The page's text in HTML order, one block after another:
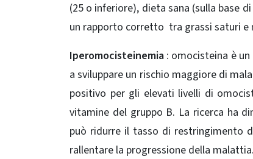
(25 o inferiore), dieta sana (sulla base
un rapporto corretto tra grassi saturi e
Iperomocisteinemia : omocisteina è
a sviluppare un rischio maggiore di
positivo per gli elevati livelli di
vitamine del gruppo B. La ricerca ha
può ridurre il tasso di restringimento
rallentare la progressione della malattia.